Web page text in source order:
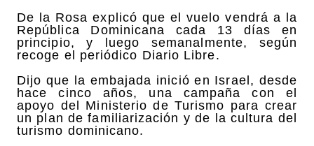
De la Rosa explicó que el vuelo vendrá a la
República Dominicana cada 13 días en
principio, y luego semanalmente, según
recoge el periódico Diario Libre.
Dijo que la embajada inició en Israel, desde
hace cinco años, una campaña con el
apoyo del Ministerio de Turismo para crear
un plan de familiarización y de la cultura del
turismo dominicano.